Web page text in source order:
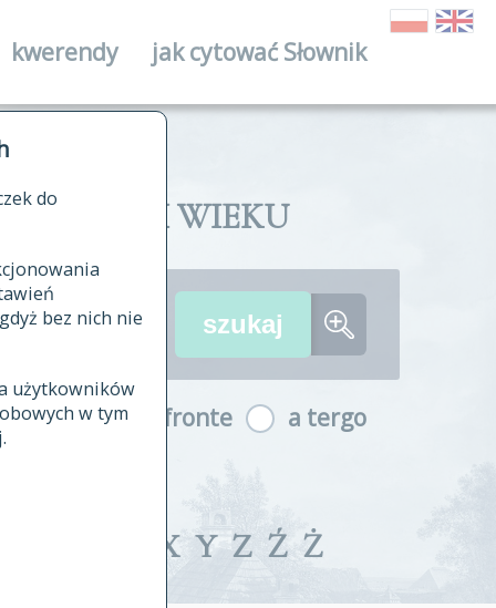
do
bez nich nie
użytkowników
w tym
źródłowych
kwerendy jak cytować Słownik
I XVIII WIEKU
a fronte a tergo
X Y Z Ź Ż